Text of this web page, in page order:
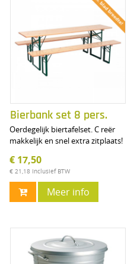
Bierbank set 8 pers.
Oerdegelijk biertafelset. C reër
makkelijk en snel extra zitplaats!
€ 17,50
€ 21,18 Inclusief BTW
Meer info